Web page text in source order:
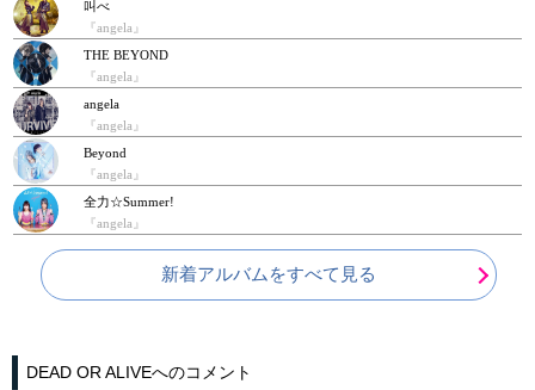
叫べ
『angela』
THE BEYOND
『angela』
angela
『angela』
Beyond
『angela』
全力☆Summer!
『angela』
新着アルバムをすべて見る
DEAD OR ALIVEへのコメント